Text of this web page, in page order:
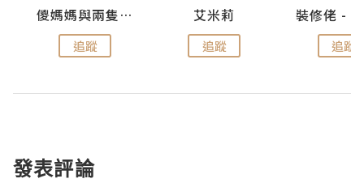
儍媽媽與兩隻小魔怪之家
追蹤
艾米莉
追蹤 追蹤
發表評論